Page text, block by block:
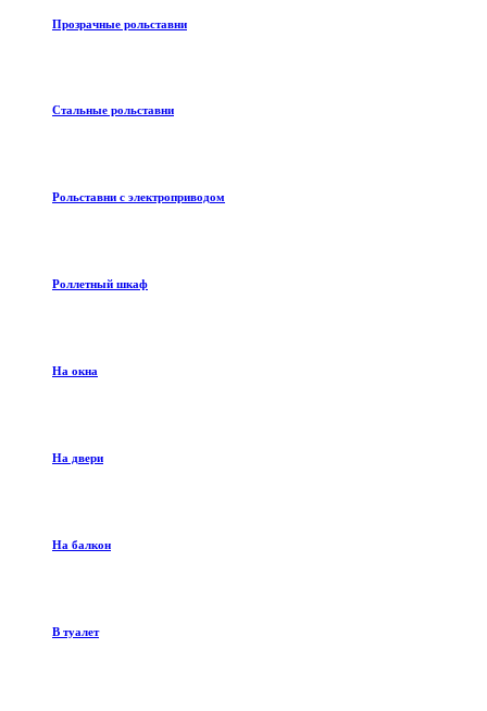
Прозрачные рольставни
Стальные рольставни
Рольставни с электроприводом
Роллетный шкаф
На окна
На двери
На балкон
В туалет